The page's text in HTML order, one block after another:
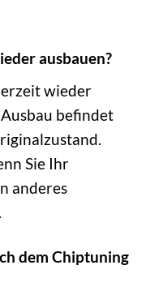
ausbauen?
wieder
befindet
Sie Ihr
anderes
dem Chiptuning